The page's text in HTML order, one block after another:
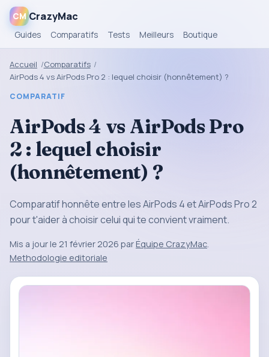
CM CrazyMac
Guides Comparatifs Tests Meilleurs Boutique
Accueil
Comparatifs
AirPods 4 vs AirPods Pro 2 : lequel choisir (honnêtement) ?
COMPARATIF
AirPods 4 vs AirPods Pro
2 : lequel choisir
(honnêtement) ?
Comparatif honnête entre les AirPods 4 et AirPods Pro 2
pour t'aider à choisir celui qui te convient vraiment.
Mis a jour le 21 février 2026 parÉquipe CrazyMac.
Methodologie editoriale